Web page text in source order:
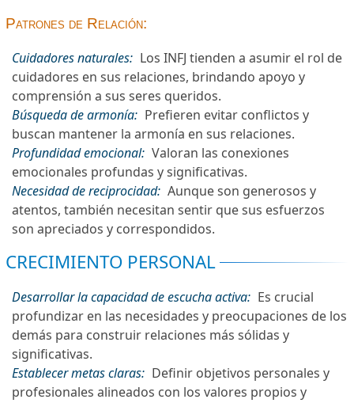
Patrones de Relación:
Cuidadores naturales: Los INFJ tienden a asumir el rol de
cuidadores en sus relaciones, brindando apoyo y
comprensión a sus seres queridos.
Búsqueda de armonía: Prefieren evitar conflictos y
buscan mantener la armonía en sus relaciones.
Profundidad emocional: Valoran las conexiones
emocionales profundas y significativas.
Necesidad de reciprocidad: Aunque son generosos y
atentos, también necesitan sentir que sus esfuerzos
son apreciados y correspondidos.
CRECIMIENTO PERSONAL
Desarrollar la capacidad de escucha activa: Es crucial
profundizar en las necesidades y preocupaciones de los
demás para construir relaciones más sólidas y
significativas.
Establecer metas claras: Definir objetivos personales y
profesionales alineados con los valores propios y